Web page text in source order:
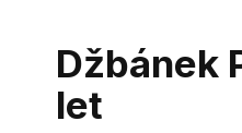
Džbánek
let